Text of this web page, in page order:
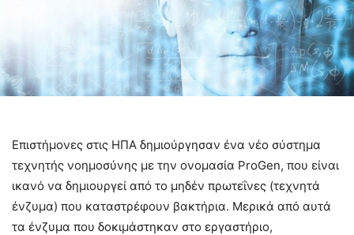
Επιστήμονες στις ΗΠΑ δημιούργησαν ένα νέο σύστημα
τεχνητής νοημοσύνης με την ονομασία ProGen, που είναι
ικανό να δημιουργεί από το μηδέν πρωτεΐνες (τεχνητά
ένζυμα) που καταστρέφουν βακτήρια. Μερικά από αυτά
τα ένζυμα που δοκιμάστηκαν στο εργαστήριο,